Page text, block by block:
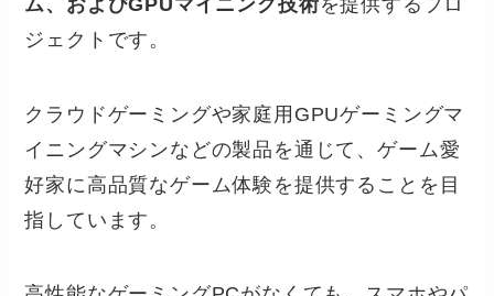
ジェクトです。
クラウドゲーミングや家庭用GPUゲーミングマ
イニングマシンなどの製品を通じて、ゲーム愛
好家に高品質なゲーム体験を提供することを目
指しています。